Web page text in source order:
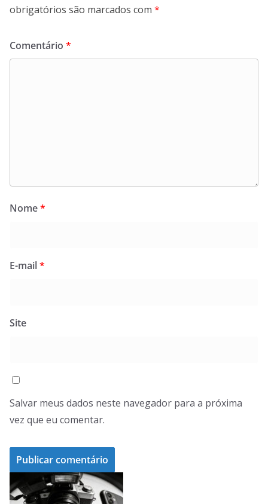
obrigatórios são marcados com *
Comentário *
Nome*
E-mail*
Site
Salvar meus dados neste navegador para a próxima
vez que eu comentar.